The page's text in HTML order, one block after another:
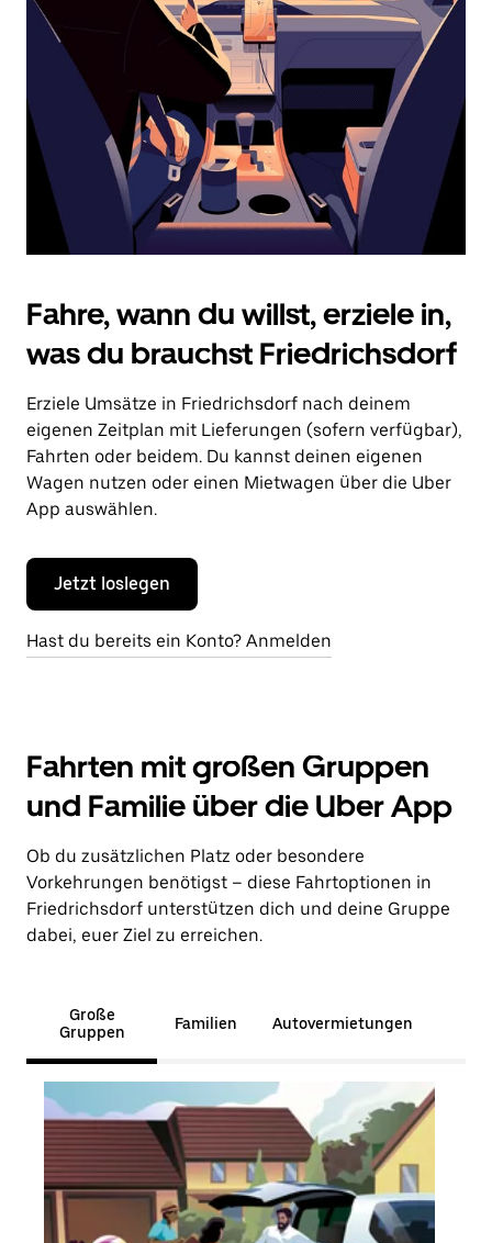
Drücke
die
Escape-
Taste,
den
Kalender
zu
schließen.
Fahre, wann du willst, erziele in,
was du brauchst Friedrichsdorf
Erziele Umsätze in Friedrichsdorf nach deinem
eigenen Zeitplan mit Lieferungen (sofern verfügbar),
Fahrten oder beidem. Du kannst deinen eigenen
Wagen nutzen oder einen Mietwagen über die Uber
App auswählen.
Jetzt loslegen
Hast du bereits ein Konto? Anmelden
Fahrten mit großen Gruppen
und Familie über die Uber App
Ob du zusätzlichen Platz oder besondere
Vorkehrungen benötigst – diese Fahrtoptionen in
Friedrichsdorf unterstützen dich und deine Gruppe
dabei, euer Ziel zu erreichen.
Große
Gruppen
Familien Autovermietungen